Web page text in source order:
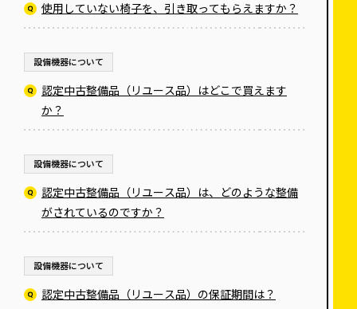
使用していない椅子を、引き取ってもらえますか？
設備機器について
認定中古整備品（リユース品）はどこで買えます
か？
設備機器について
認定中古整備品（リユース品）は、どのような整備
がされているのですか？
設備機器について
認定中古整備品（リユース品）の保証期間は？